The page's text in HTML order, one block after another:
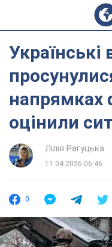
Українські
напрямках
оцінили
Лілія Рагуцька
11.04.2026 06:46
0